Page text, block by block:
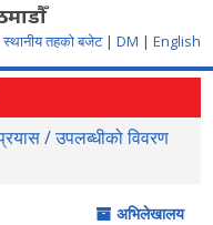
स्थानीय तहको बजेट | DM | English
अभिलेखालय